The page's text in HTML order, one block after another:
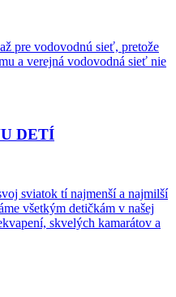
pre vodovodnú sieť, pretože
a verejná vodovodná sieť nie
DETÍ
sviatok tí najmenší a najmilší
všetkým detičkám v našej
skvelých kamarátov a